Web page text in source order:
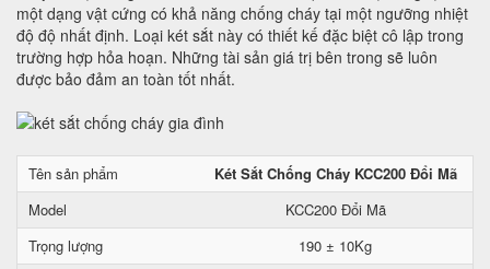
một dạng vật cứng có khả năng chống cháy tại một ngưỡng nhiệt
độ độ nhất định. Loại két sắt này có thiết kế đặc biệt cô lập trong
trường hợp hỏa hoạn. Những tài sản giá trị bên trong sẽ luôn
được bảo đảm an toàn tốt nhất.
Tên sản phẩm
Két Sắt Chống Cháy KCC200 Đổi Mã
Model
KCC200 Đổi Mã
Trọng lượng
190 ± 10Kg